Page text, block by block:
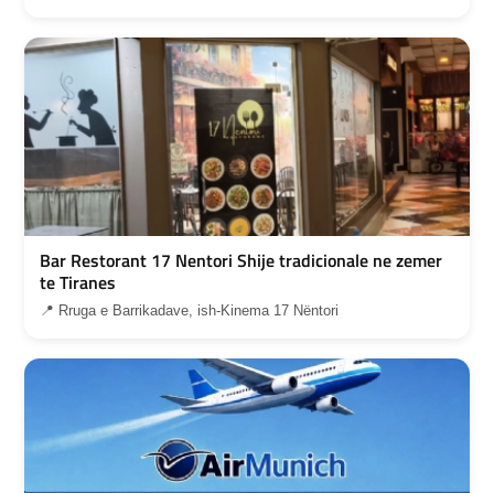
Bar Restorant 17 Nentori Shije tradicionale ne zemer
te Tiranes
📍 Rruga e Barrikadave, ish-Kinema 17 Nëntori